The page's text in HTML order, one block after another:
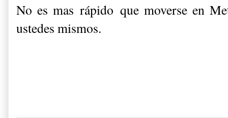
No es mas rápido que moverse en
ustedes mismos.